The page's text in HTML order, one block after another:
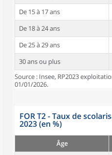
De 15 à 17 ans
De 18 à 24 ans
De 25 à 29 ans
30 ans ou plus
Source : Insee, RP2023
01/01/2026.
FOR T2 - Taux de
2023 (en %)
Âge